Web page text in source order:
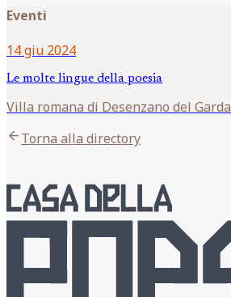
Eventi
14 giu 2024
Le molte lingue della poesia
Villa romana di Desenzano del Garda
arrow_backTorna alla directory